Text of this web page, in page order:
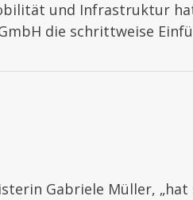
und Infrastruktur
die schrittweise
Gabriele Müller,